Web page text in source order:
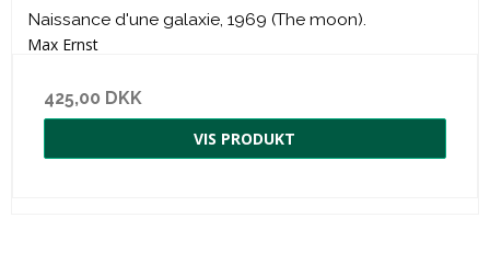
Naissance d'une galaxie, 1969 (The moon).
Max Ernst
425,00 DKK
VIS PRODUKT